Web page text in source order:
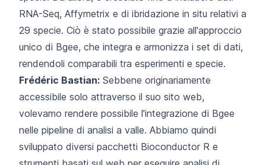
RNA-Seq, Affymetrix e di ibridazione in situ relativi a
29 specie. Ciò è stato possibile grazie all'approccio
unico di Bgee, che integra e armonizza i set di dati,
rendendoli comparabili tra esperimenti e specie.
Frédéric Bastian: Sebbene originariamente
accessibile solo attraverso il suo sito web,
volevamo rendere possibile l'integrazione di Bgee
nelle pipeline di analisi a valle. Abbiamo quindi
sviluppato diversi pacchetti Bioconductor R e